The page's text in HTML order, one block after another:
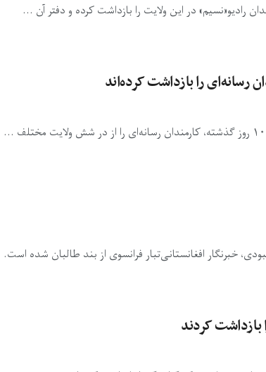
رادیو«نسیم» در این ولایت را بازداشت کرده و دفتر آن ...
خبرنگار افغانستانی‌تبار فرانسوی از بند طالبان شده است.
کردند